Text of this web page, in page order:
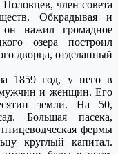
член совета
Обкрадывая и
он нажил громадное
озера построил
дворца, отделанный
1859 год, у него в
мужчин и женщин. Его
земли. На 50,
Большая пасека,
фермы
круглый капитал.